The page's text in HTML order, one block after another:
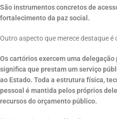
São instrumentos concretos de
fortalecimento da paz social.
Outro aspecto que merece destaque
Os cartórios exercem uma
significa que prestam um serviço
ao Estado. Toda a estrutura física,
pessoal é mantida pelos próprios
recursos do orçamento público.